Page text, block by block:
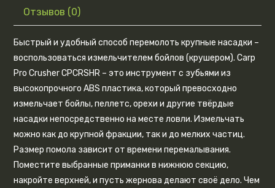
Отзывов (0)
Быстрый и удобный способ перемолоть крупные насадки –
воспользоваться измельчителем бойлов (крушером). Carp
Pro Crusher CPCRSHR – это инструмент с зубьями из
высокопрочного ABS пластика, который превосходно
измельчает бойлы, пеллетс, орехи и другие твёрдые
насадки непосредственно на месте ловли. Измельчать
можно как до крупной фракции, так и до мелких частиц.
Размер помола зависит от времени перемалывания.
Поместите выбранные приманки в нижнюю секцию,
накройте верхней, и пусть жернова делают своё дело. Чем